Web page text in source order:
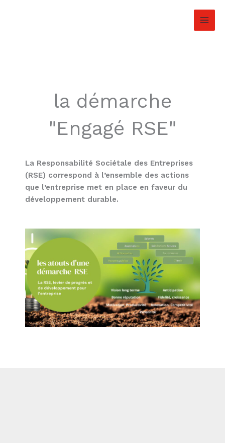
la démarche
"Engagé RSE"
La Responsabilité Sociétale des Entreprises
(RSE) correspond à l’ensemble des actions
que l’entreprise met en place en faveur du
développement durable.